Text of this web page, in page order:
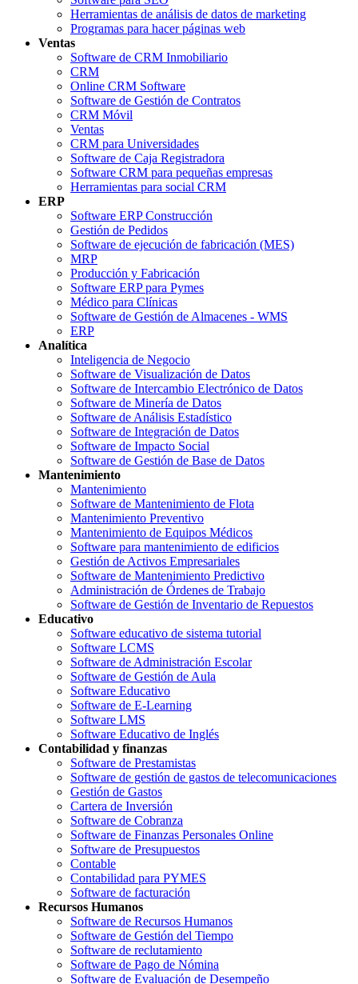
Herramientas de análisis de datos de marketing
Programas para hacer páginas web
Ventas
Software de CRM Inmobiliario
CRM
Online CRM Software
Software de Gestión de Contratos
CRM Móvil
Ventas
CRM para Universidades
Software de Caja Registradora
Software CRM para pequeñas empresas
Herramientas para social CRM
ERP
Software ERP Construcción
Gestión de Pedidos
Software de ejecución de fabricación (MES)
MRP
Producción y Fabricación
Software ERP para Pymes
Médico para Clínicas
Software de Gestión de Almacenes - WMS
ERP
Analítica
Inteligencia de Negocio
Software de Visualización de Datos
Software de Intercambio Electrónico de Datos
Software de Minería de Datos
Software de Análisis Estadístico
Software de Integración de Datos
Software de Impacto Social
Software de Gestión de Base de Datos
Mantenimiento
Mantenimiento
Software de Mantenimiento de Flota
Mantenimiento Preventivo
Mantenimiento de Equipos Médicos
Software para mantenimiento de edificios
Gestión de Activos Empresariales
Software de Mantenimiento Predictivo
Administración de Órdenes de Trabajo
Software de Gestión de Inventario de Repuestos
Educativo
Software educativo de sistema tutorial
Software LCMS
Software de Administración Escolar
Software de Gestión de Aula
Software Educativo
Software de E-Learning
Software LMS
Software Educativo de Inglés
Contabilidad y finanzas
Software de Prestamistas
Software de gestión de gastos de telecomunicaciones
Gestión de Gastos
Cartera de Inversión
Software de Cobranza
Software de Finanzas Personales Online
Software de Presupuestos
Contable
Contabilidad para PYMES
Software de facturación
Recursos Humanos
Software de Recursos Humanos
Software de Gestión del Tiempo
Software de reclutamiento
Software de Pago de Nómina
Software de Evaluación de Desempeño